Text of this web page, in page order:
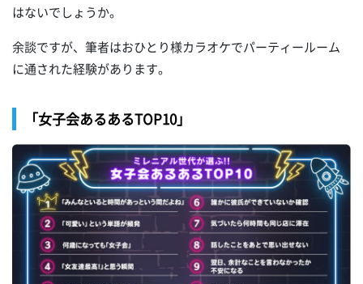
はないでしょうか。
余談ですが、筆者はおひとり様カラオケでパーティールーム
に通された経験があります。
「女子会あるあるTOP10」